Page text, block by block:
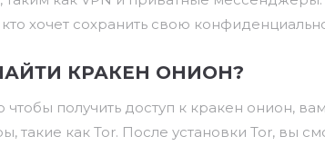
кто хочет сохранить свою
КРАКЕН ОНИОН?
чтобы получить доступ к кракен онион,
такие как Tor. После установки Tor, вы